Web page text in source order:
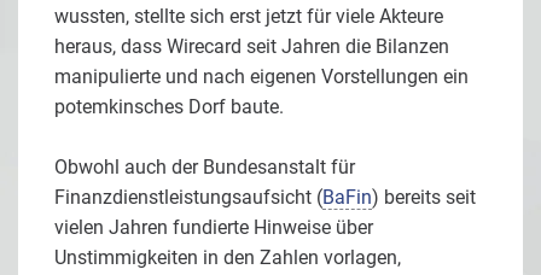
wussten, stellte sich erst jetzt für viele Akteure
heraus, dass Wirecard seit Jahren die Bilanzen
manipulierte und nach eigenen Vorstellungen ein
potemkinsches Dorf baute.
Obwohl auch der Bundesanstalt für
Finanzdienstleistungsaufsicht (BaFin) bereits seit
vielen Jahren fundierte Hinweise über
Unstimmigkeiten in den Zahlen vorlagen,